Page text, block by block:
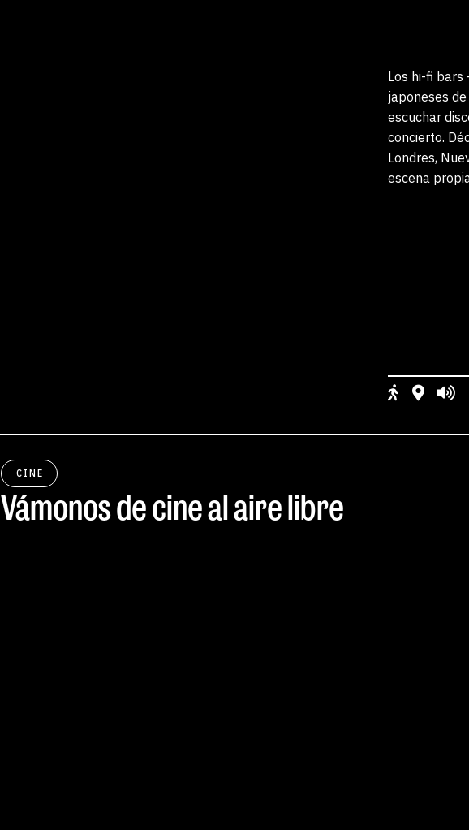
Los hi-fi
japoneses
escuchar
concierto.
Londres,
escena
CINE
Vámonos de cine al aire libre